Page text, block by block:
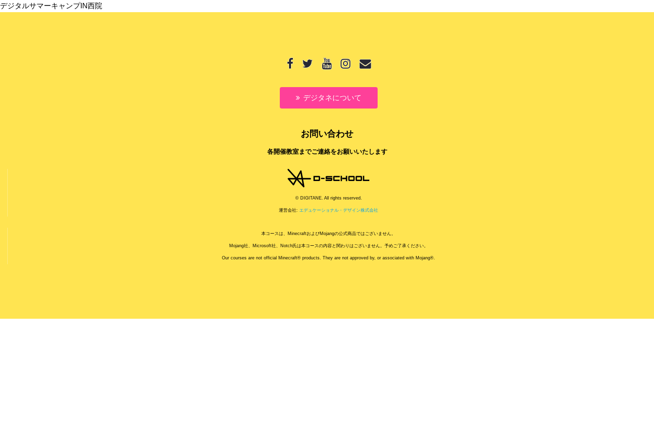
デジタルサマーキャンプIN西院
デジタネについて
お問い合わせ
各開催教室までご連絡をお願いいたします
© DIGITANE. All rights reserved.
運営会社: エデュケーショナル・デザイン株式会社
本コースは、MinecraftおよびMojangの公式商品ではございません。
Mojang社、Microsoft社、Notch氏は本コースの内容と関わりはございません。予めご了承ください。
Our courses are not official Minecraft® products. They are not approved by, or associated with Mojang®.